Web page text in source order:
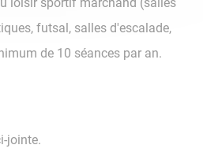
futsal, salles d'escalade,
de 10 séances par an.
jointe.